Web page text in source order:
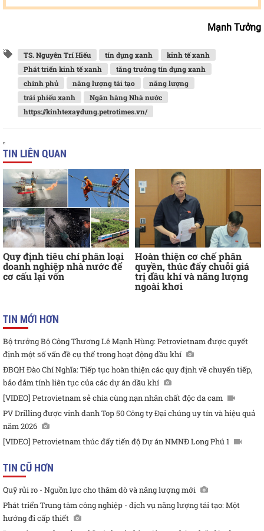
Mạnh Tưởng
TS. Nguyễn Trí Hiếu tín dụng xanh
kinh tế xanh
Phát triển kinh tế xanh
tăng trưởng tín dụng xanh
chính phủ
năng lượng tái tạo
năng lượng
trái phiếu xanh
Ngân hàng Nhà nước
https://kinhtexaydung.petrotimes.vn/
TIN LIÊN QUAN
Quy định tiêu chí phân loại
doanh nghiệp nhà nước để
cơ cấu lại vốn
Hoàn thiện cơ chế phân
quyền, thúc đẩy chuỗi giá
trị dầu khí và năng lượng
ngoài khơi
TIN MỚI HƠN
Bộ trưởng Bộ Công Thương Lê Mạnh Hùng: Petrovietnam được quyết
định một số vấn đề cụ thể trong hoạt động dầu khí
ĐBQH Đào Chí Nghĩa: Tiếp tục hoàn thiện các quy định về chuyển tiếp,
bảo đảm tính liên tục của các dự án dầu khí
[VIDEO] Petrovietnam sẻ chia cùng nạn nhân chất độc da cam
PV Drilling được vinh danh Top 50 Công ty Đại chúng uy tín và hiệu quả
năm 2026
[VIDEO] Petrovietnam thúc đẩy tiến độ Dự án NMNĐ Long Phú 1
TIN CŨ HƠN
Quỹ rủi ro - Nguồn lực cho thăm dò và năng lượng mới
Phát triển Trung tâm công nghiệp - dịch vụ năng lượng tái tạo: Một
hướng đi cấp thiết